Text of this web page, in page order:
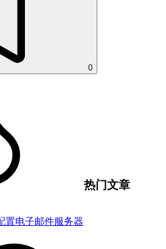
0
热门文章
置电子邮件服务器